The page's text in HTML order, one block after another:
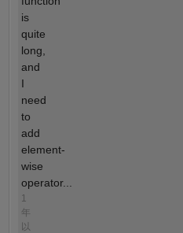
is
quite
long,
and
I
need
to
add
element-
wise
operator...
1
年
以